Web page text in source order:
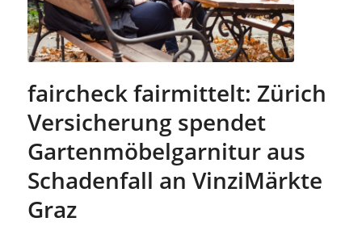
faircheck fairmittelt: Zürich
Versicherung spendet
Gartenmöbelgarnitur aus
Schadenfall an VinziMärkte
Graz